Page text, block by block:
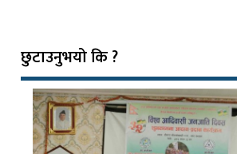
छुटाउनुभयो कि ?